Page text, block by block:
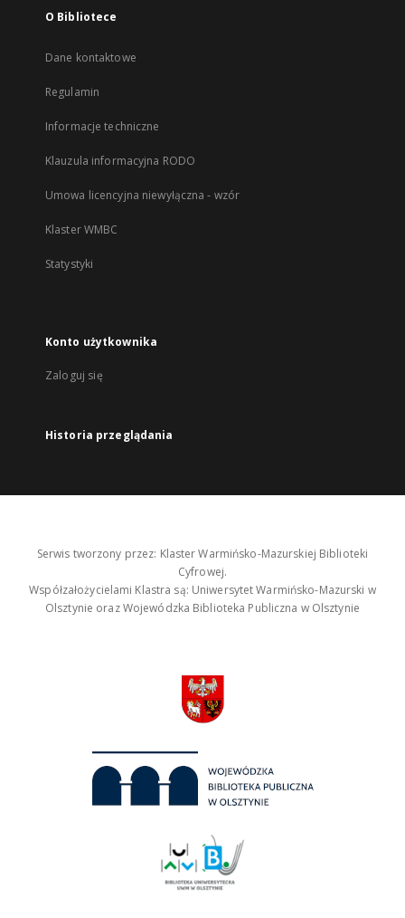
O Bibliotece
Dane kontaktowe
Regulamin
Informacje techniczne
Klauzula informacyjna RODO
Umowa licencyjna niewyłączna - wzór
Klaster WMBC
Statystyki
Konto użytkownika
Zaloguj się
Historia przeglądania
Serwis tworzony przez: Klaster Warmińsko-Mazurskiej Biblioteki
Cyfrowej.
Współzałożycielami Klastra są: Uniwersytet Warmińsko-Mazurski w
Olsztynie oraz Wojewódzka Biblioteka Publiczna w Olsztynie